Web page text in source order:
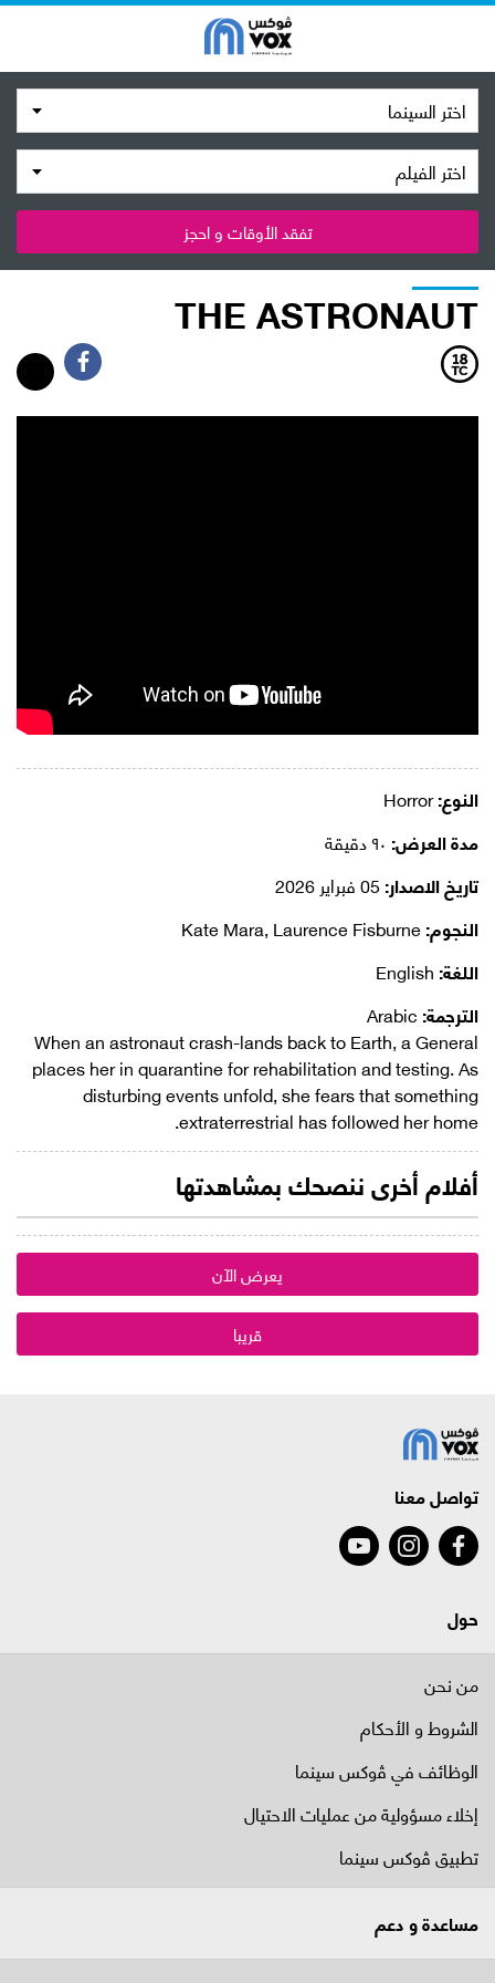
اختر السينما
اختر الفيلم
تفقد الأوقات و احجز
THE ASTRONAUT
النوع:Horror
مدة العرض:
تاريخ الاصدار:
النجوم:
اللغة:
الترجمة:
When an astronaut crash-lands back to Earth, a General
places her in quarantine for rehabilitation and testing. As
disturbing events unfold, she fears that something
extraterrestrial has followed her home.
أفلام أخرى ننصحك بمشاهدتها
يعرض الآن
قريبا
تواصل معنا
حول
من نحن
الشروط و الأحكام
الوظائف في ﭬوكس سينما
إخلاء مسؤولية من عمليات الاحتيال
تطبيق ڤوكس سينما
مساعدة و دعم